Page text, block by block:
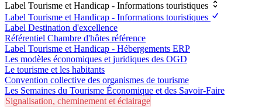
Label Tourisme et Handicap - Informations touristiques
Label Tourisme et Handicap - Informations touristiques
Label Destination d'excellence
Référentiel Chambre d'hôtes référence
Label Tourisme et Handicap - Hébergements ERP
Les modèles économiques et juridiques des OGD
Le tourisme et les habitants
Convention collective des organismes de tourisme
Les Semaines du Tourisme Économique et des Savoir-Faire
Signalisation, cheminement et éclairage